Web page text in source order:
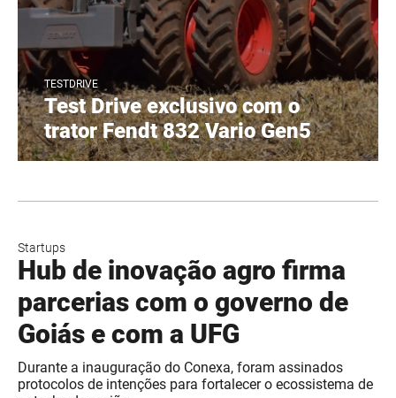
TESTDRIVE
Test Drive exclusivo com o
trator Fendt 832 Vario Gen5
Startups
Hub de inovação agro firma
parcerias com o governo de
Goiás e com a UFG
Durante a inauguração do Conexa, foram assinados
protocolos de intenções para fortalecer o ecossistema de